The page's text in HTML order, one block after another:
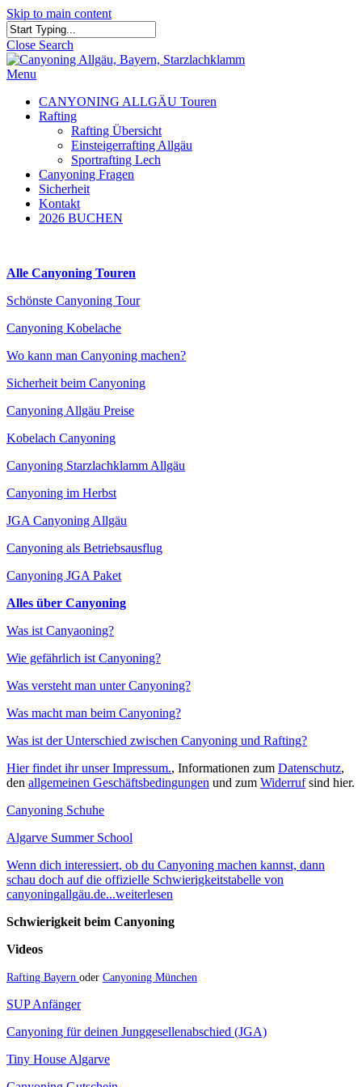
Skip to main content
Close Search
Menu
CANYONING ALLGÄU Touren
Rafting
Rafting Übersicht
Einsteigerrafting Allgäu
Sportrafting Lech
Canyoning Fragen
Sicherheit
Kontakt
2026 BUCHEN
Alle Canyoning Touren
Schönste Canyoning Tour
Canyoning Kobelache
Wo kann man Canyoning machen?
Sicherheit beim Canyoning
Canyoning Allgäu Preise
Kobelach Canyoning
Canyoning Starzlachklamm Allgäu
Canyoning im Herbst
JGA Canyoning Allgäu
Canyoning als Betriebsausflug
Canyoning JGA Paket
Alles über Canyoning
Was ist Canyaoning?
Wie gefährlich ist Canyoning?
Was versteht man unter Canyoning?
Was macht man beim Canyoning?
Was ist der Unterschied zwischen Canyoning und Rafting?
Hier findet ihr unser Impressum., Informationen zum Datenschutz,
den allgemeinen Geschäftsbedingungen und zum Widerrufsind hier.
Canyoning Schuhe
Algarve Summer School
Wenn dich interessiert, ob du Canyoning machen kannst, dann
schau doch auf die offizielle Schwierigkeitstabelle von
canyoningallgäu.de...weiterlesen
Schwierigkeit beim Canyoning
Videos
Rafting Bayern oder Canyoning München
SUP Anfänger
Canyoning für deinen Junggesellenabschied (JGA)
Tiny House Algarve